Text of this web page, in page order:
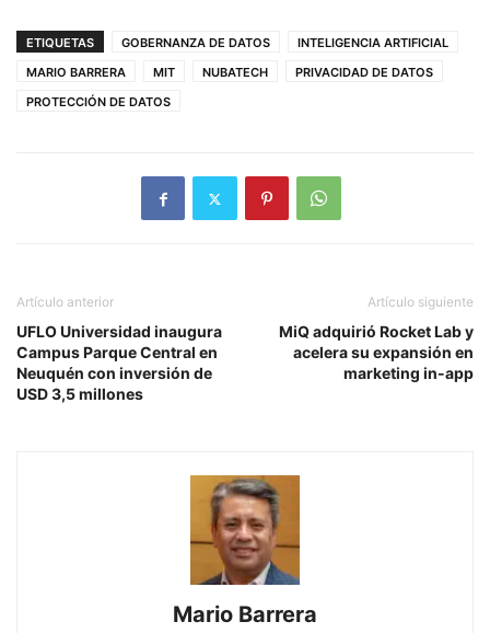
ETIQUETAS GOBERNANZA DE DATOS
INTELIGENCIA ARTIFICIAL
MARIO BARRERA
MIT NUBATECH
PRIVACIDAD DE DATOS
PROTECCIÓN DE DATOS
Artículo anterior
UFLO Universidad inaugura
Campus Parque Central en
Neuquén con inversión de
USD 3,5 millones
Artículo siguiente
MiQ adquirió Rocket Lab y
acelera su expansión en
marketing in-app
Mario Barrera